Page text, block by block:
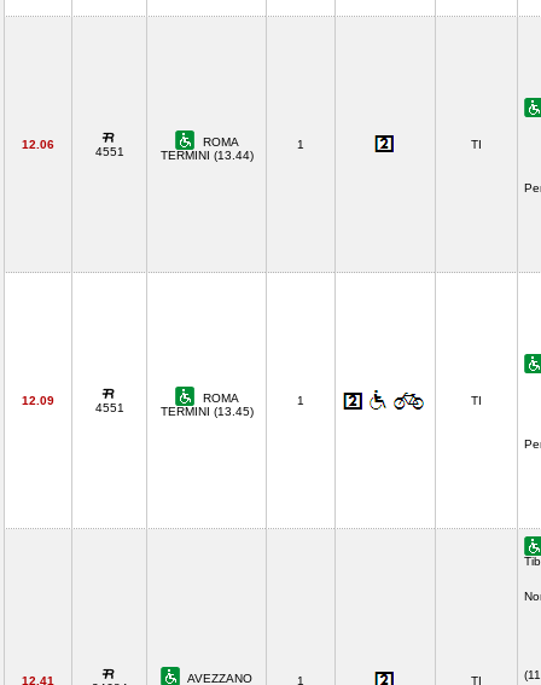
12.06
4551
ROMA
TERMINI (13.44)
1 TI
12.09
4551
ROMA
TERMINI (13.45)
1 TI
12.41 AVEZZANO 1 TI